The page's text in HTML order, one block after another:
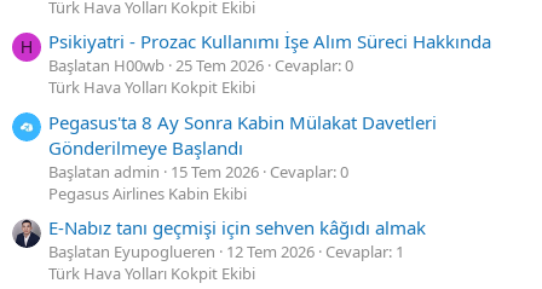
Türk Hava Yolları Kokpit Ekibi
H Psikiyatri - Prozac Kullanımı İşe Alım Süreci Hakkında
Başlatan H00wb 25 Tem 2026 Cevaplar: 0
Türk Hava Yolları Kokpit Ekibi
Pegasus'ta 8 Ay Sonra Kabin Mülakat Davetleri
Gönderilmeye Başlandı
Başlatan admin 15 Tem 2026 Cevaplar: 0
Pegasus Airlines Kabin Ekibi
E-Nabız tanı geçmişi için sehven kâğıdı almak
Başlatan Eyupoglueren 12 Tem 2026 Cevaplar: 1
Türk Hava Yolları Kokpit Ekibi